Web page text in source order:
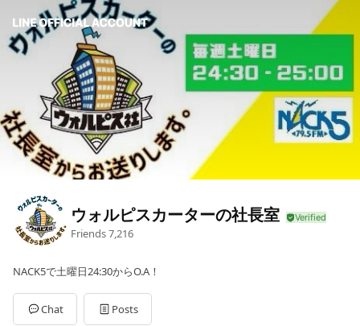
ウォルピスカーターの社長室
Friends7,216
NACK5で土曜日24:30からO.A！
Chat Posts